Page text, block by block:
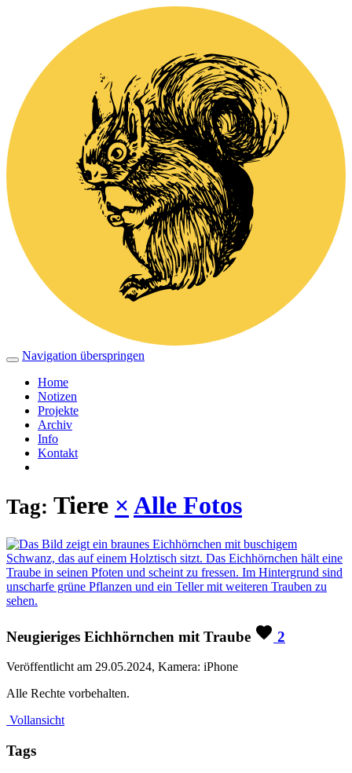
Navigation überspringen
Home
Notizen
Projekte
Archiv
Info
Kontakt
Tag: Tiere × Alle Fotos
Neugieriges Eichhörnchen mit Traube 2
Veröffentlicht am 29.05.2024, Kamera: iPhone
Alle Rechte vorbehalten.
Vollansicht
Tags